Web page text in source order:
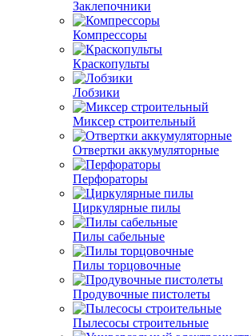
Заклепочники
Компрессоры
Краскопульты
Лобзики
Миксер строительный
Отвертки аккумуляторные
Перфораторы
Циркулярные пилы
Пилы сабельные
Пилы торцовочные
Продувочные пистолеты
Пылесосы строительные